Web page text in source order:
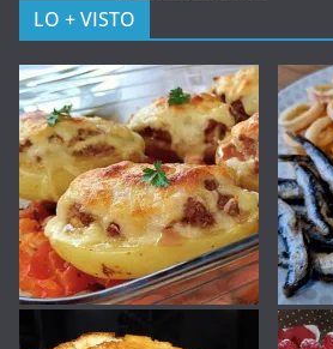
LO + VISTO